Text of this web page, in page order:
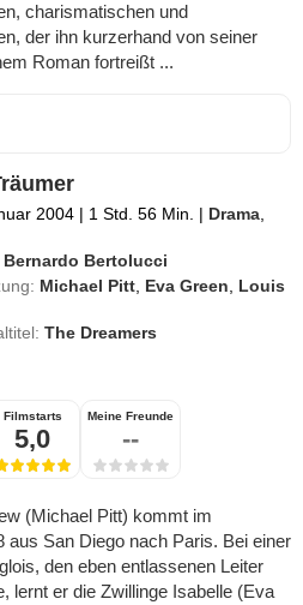
charismatischen und
der ihn kurzerhand von seiner
Roman fortreißt ...
2004 | 1 Std. 56 Min. | Drama,
Bernardo Bertolucci
Michael Pitt, Eva Green, Louis
The Dreamers
Filmstarts
5,0
Meine Freunde
--
(Michael Pitt) kommt im
aus San Diego nach Paris. Bei einer
den eben entlassenen Leiter
lernt er die Zwillinge Isabelle (Eva